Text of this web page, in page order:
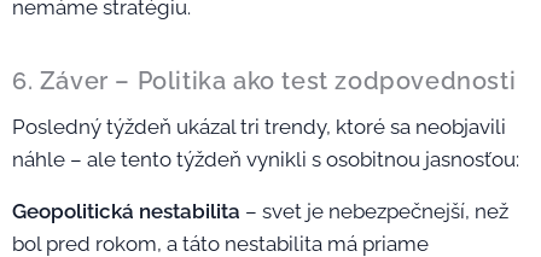
nemáme stratégiu.
6. Záver – Politika ako test zodpovednosti
Posledný týždeň ukázal tri trendy, ktoré sa neobjavili
náhle – ale tento týždeň vynikli s osobitnou jasnosťou:
Geopolitická nestabilita – svet je nebezpečnejší, než
bol pred rokom, a táto nestabilita má priame